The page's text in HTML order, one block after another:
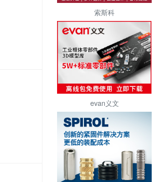
索斯科
evan义文